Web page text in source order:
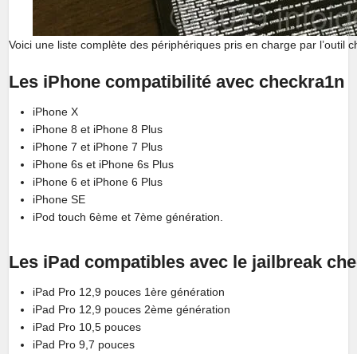
Voici une liste complète des périphériques pris en charge par l’outil
Les iPhone compatibilité avec checkra1n
iPhone X
iPhone 8 et iPhone 8 Plus
iPhone 7 et iPhone 7 Plus
iPhone 6s et iPhone 6s Plus
iPhone 6 et iPhone 6 Plus
iPhone SE
iPod touch 6ème et 7ème génération.
Les iPad compatibles avec le jailbreak
iPad Pro 12,9 pouces 1ère génération
iPad Pro 12,9 pouces 2ème génération
iPad Pro 10,5 pouces
iPad Pro 9,7 pouces